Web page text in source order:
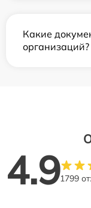
Какие
организаций?
4.91799